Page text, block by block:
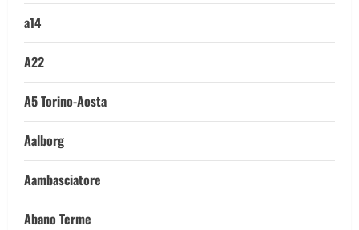
a14
A22
A5 Torino-Aosta
Aalborg
Aambasciatore
Abano Terme